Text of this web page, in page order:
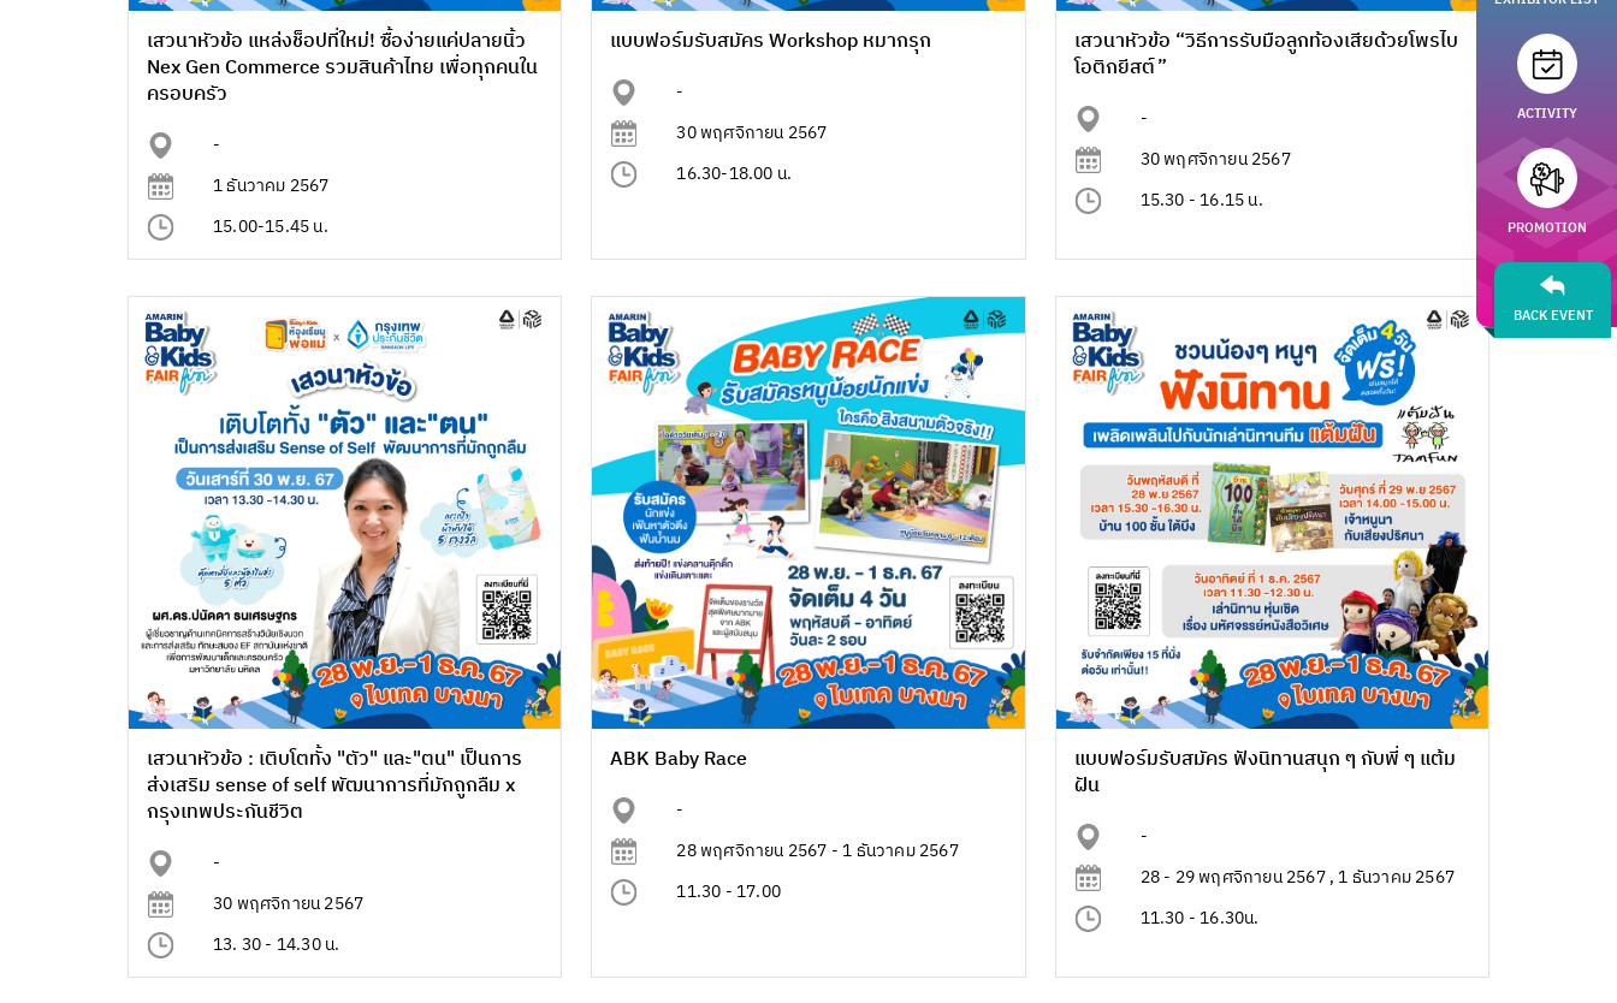
เสวนาหัวข้อ แหล่งช็อปที่ใหม่! ซื้อง่ายแค่ปลายนิ้ว
Nex Gen Commerce รวมสินค้าไทย เพื่อทุกคนใน
ครอบครัว
-
1 ธันวาคม 2567
15.00-15.45 น.
แบบฟอร์มรับสมัคร Workshop หมากรุก
-
30 พฤศจิกายน 2567
16.30-18.00 น.
เสวนาหัวข้อ “วิธีการรับมือลูกท้องเสียด้วยโพรไบ
โอติกยีสต์”
-
30 พฤศจิกายน 2567
15.30 - 16.15 น.
เสวนาหัวข้อ : เติบโตทั้ง "ตัว" และ"ตน" เป็นการ
ส่งเสริม sense of self พัฒนาการที่มักถูกลืม x
กรุงเทพประกันชีวิต
-
30 พฤศจิกายน 2567
13. 30 - 14.30 น.
ABK Baby Race
-
28 พฤศจิกายน 2567 - 1 ธันวาคม 2567
11.30 - 17.00
แบบฟอร์มรับสมัคร ฟังนิทานสนุก ๆ กับพี่ ๆ แต้ม
ฝัน
-
28 - 29 พฤศจิกายน 2567 , 1 ธันวาคม 2567
11.30 - 16.30น.
BACK EVENT
ACTIVITY
PROMOTION